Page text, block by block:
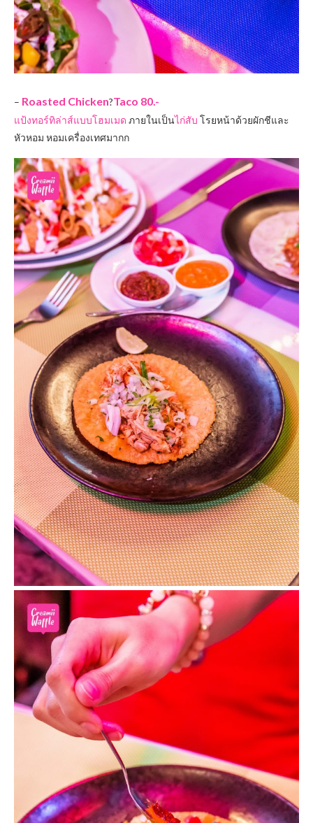
– Roasted Chicken?Taco 80.-
แป้งทอร์ทิล่าส์แบบโฮมเมด ภายในเป็นไก่สับ โรยหน้าด้วยผักชีและ
หัวหอม หอมเครื่องเทศมากก